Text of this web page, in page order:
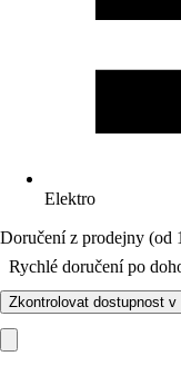
Elektro
Doručení z prodejny (od
Rychlé doručení po
Zkontrolovat dostupnost